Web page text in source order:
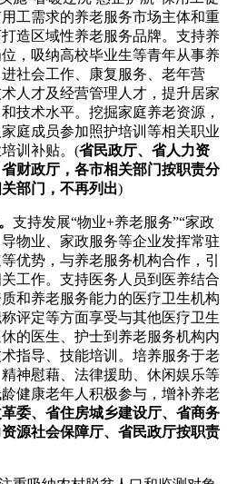
工需求的养老服务市场主体和重
造区域性养老服务品牌。支持养
，吸纳高校毕业生等青年从事养
社会工作、康复服务、老年营
人才及经营管理人才，提升居家
技术水平。挖掘家庭养老资源，
庭成员参加照护培训等相关职业
训补贴。(省民政厅、省人力资
财政厅，各市相关部门按职责分
部门，不再列出)
支持发展“物业+养老服务”“家政
物业、家政服务等企业发挥常驻
优势，与养老服务机构合作，引
工作。支持医务人员到医养结合
和养老服务能力的医疗卫生机构
评定等方面享受与其他医疗卫生
的医生、护士到养老服务机构内
指导、技能培训。培养服务于老
神慰藉、法律援助、休闲娱乐等
健康老年人积极参与，增补养老
委、省住房城乡建设厅、省商务
源社会保障厅、省民政厅按职责